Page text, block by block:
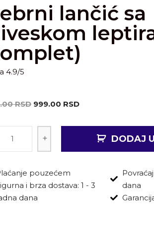
lančić sa
4.9/5
RSD 999.00 RSD
+ DODAJ
pouzećem
i brza dostava: 1 - 3
dana
dana